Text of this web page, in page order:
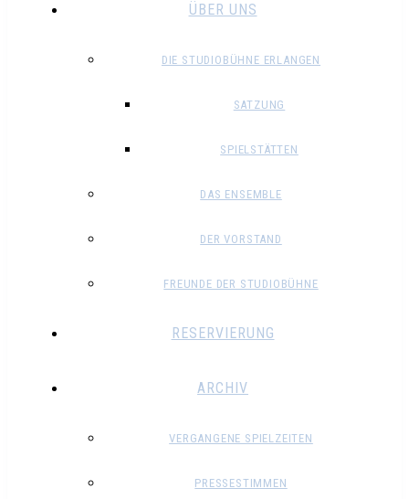
ÜBER UNS
DIE STUDIOBÜHNE ERLANGEN
SATZUNG
SPIELSTÄTTEN
DAS ENSEMBLE
DER VORSTAND
FREUNDE DER STUDIOBÜHNE
RESERVIERUNG
ARCHIV
VERGANGENE SPIELZEITEN
PRESSESTIMMEN